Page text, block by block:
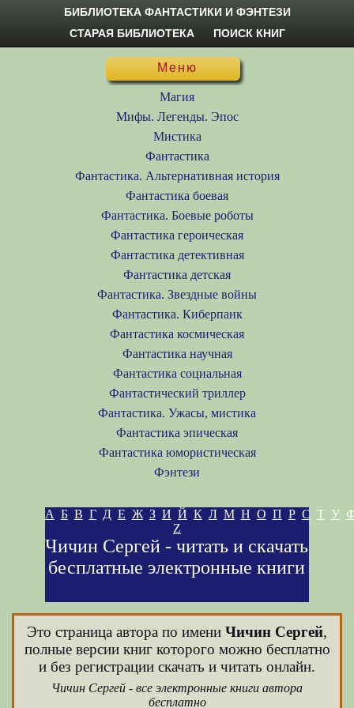
БИБЛИОТЕКА ФАНТАСТИКИ И ФЭНТЕЗИ
СТАРАЯ БИБЛИОТЕКА
ПОИСК КНИГ
Меню
Магия
Мифы. Легенды. Эпос
Мистика
Фантастика
Фантастика. Альтернативная история
Фантастика боевая
Фантастика. Боевые роботы
Фантастика героическая
Фантастика детективная
Фантастика детская
Фантастика. Звездные войны
Фантастика. Киберпанк
Фантастика космическая
Фантастика научная
Фантастика социальная
Фантастический триллер
Фантастика. Ужасы, мистика
Фантастика эпическая
Фантастика юмористическая
Фэнтези
А Б В Г Д Е Ж З И Й К Л М Н О П Р С Т У
Z
Чичин Сергей - читать и скачать
бесплатные электронные книги
Это страница автора по имени Чичин Сергей,
полные версии книг которого можно бесплатно
и без регистрации скачать и читать онлайн.
Чичин Сергей - все электронные книги автора
бесплатно